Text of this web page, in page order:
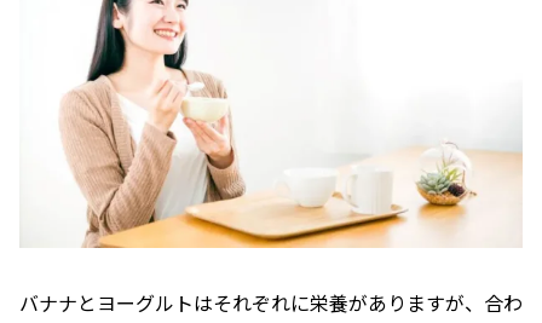
バナナとヨーグルトはそれぞれに栄養がありますが、合わ